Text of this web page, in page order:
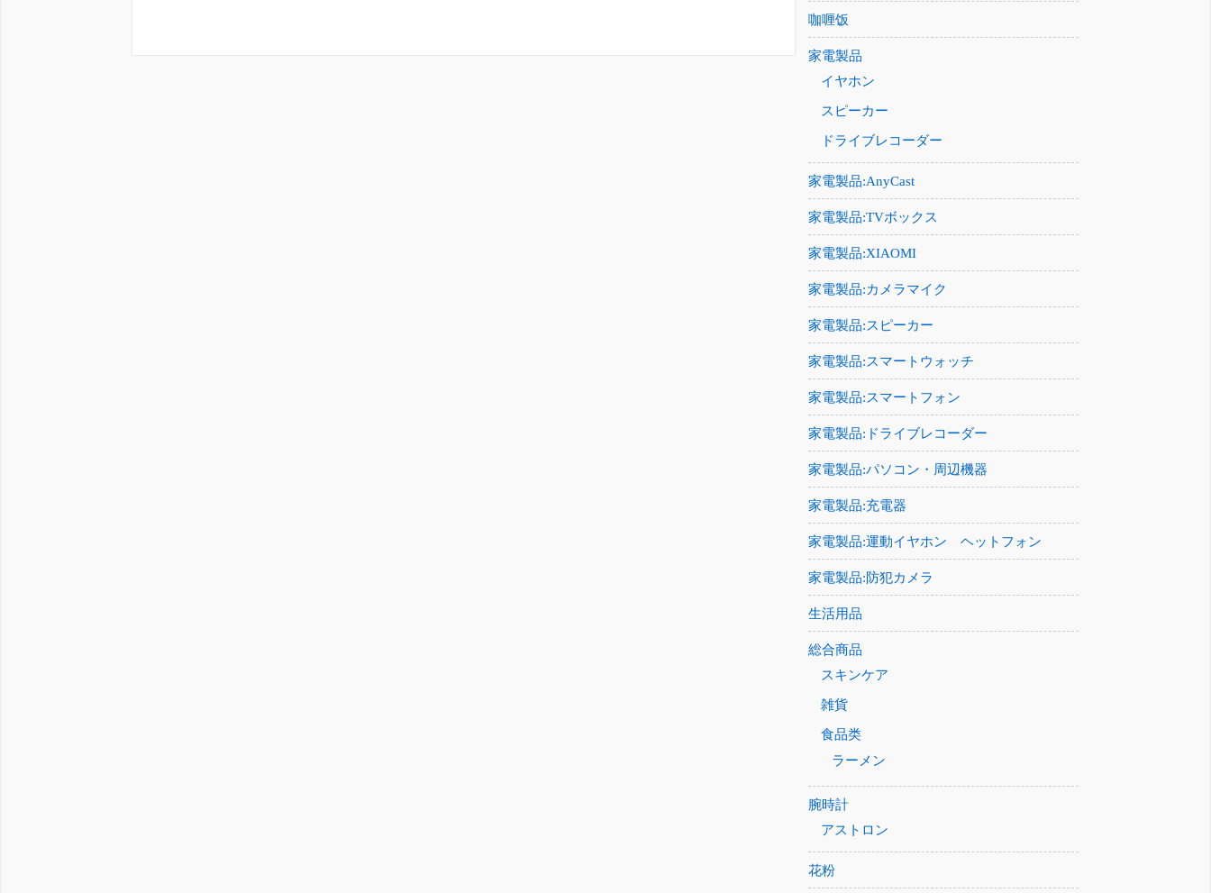
咖喱饭
家電製品
イヤホン
スピーカー
ドライブレコーダー
家電製品:AnyCast
家電製品:TVボックス
家電製品:XIAOMI
家電製品:カメラマイク
家電製品:スピーカー
家電製品:スマートウォッチ
家電製品:スマートフォン
家電製品:ドライブレコーダー
家電製品:パソコン・周辺機器
家電製品:充電器
家電製品:運動イヤホン ヘットフォン
家電製品:防犯カメラ
生活用品
総合商品
スキンケア
雑貨
食品类
ラーメン
腕時計
アストロン
花粉